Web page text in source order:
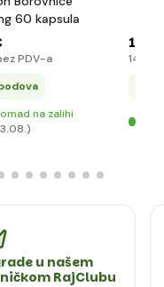
60 kapsula
PDV-a
na zalihi
17
14
(U
u našem
RajClubu